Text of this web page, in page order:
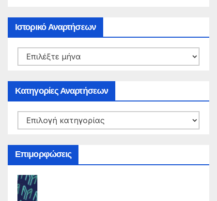
Ιστορικό Αναρτήσεων
Ιστορικό
Αναρτήσεων
Κατηγορίες Αναρτήσεων
Κατηγορίες
Αναρτήσεων
Επιμορφώσεις